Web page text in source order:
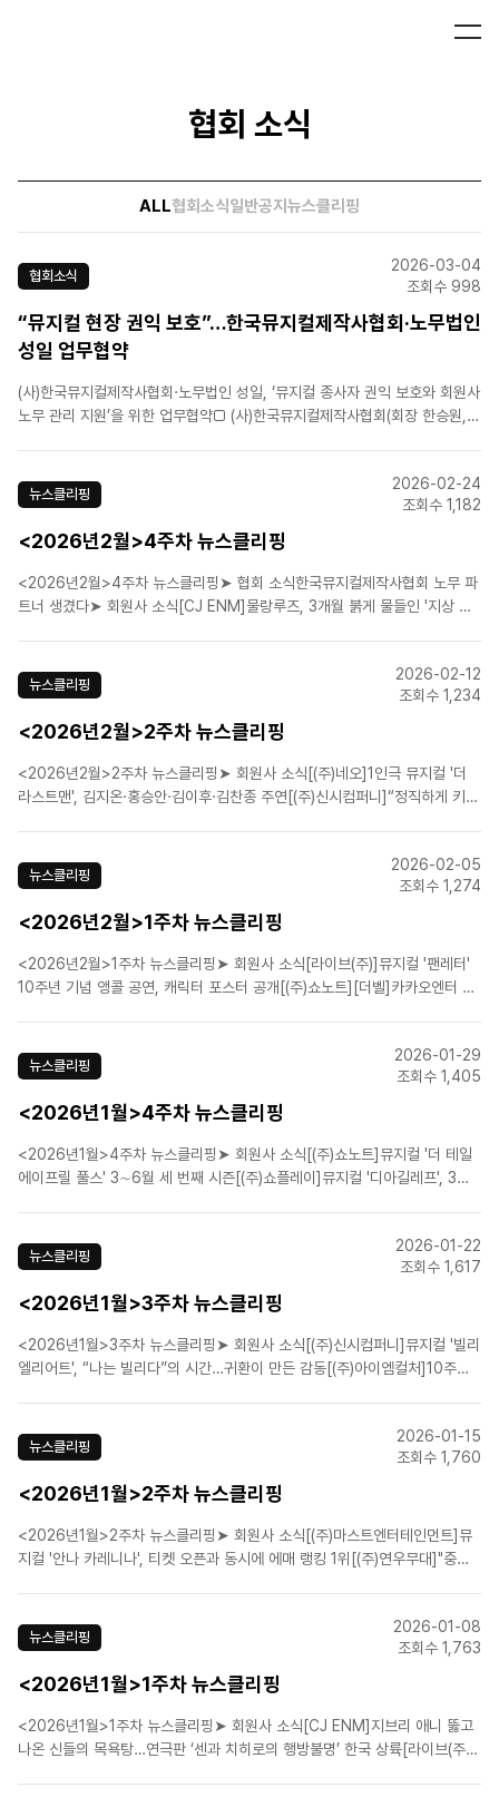
협회 소식
ALL협회소식일반공지 뉴스클리핑
협회소식
2026-03-04
조회수 998
“뮤지컬 현장 권익 보호”…한국뮤지컬제작사협회·노무법인
성일 업무협약
(사)한국뮤지컬제작사협회·노무법인 성일, ‘뮤지컬 종사자 권익 보호와 회원사
노무 관리 지원’을 위한 업무협약□ (사)한국뮤지컬제작사협회(회장 한승원,
이하 법인)과 업무협약을 체결하였다고 밝혔다.□&nb..
뉴스클리핑
2026-02-24
조회수 1,182
<2026년2월>4주차 뉴스클리핑
<2026년2월>4주차 뉴스클리핑➤ 협회 소식한국뮤지컬제작사협회 노무 파
트너 생겼다➤ 회원사 소식[CJ ENM]물랑루즈, 3개월 붉게 물들인 '지상 최
즐겨요[(주)에이콤]뮤지컬 '몽유도원'..
뉴스클리핑
2026-02-12
조회수 1,234
<2026년2월>2주차 뉴스클리핑
<2026년2월>2주차 뉴스클리핑➤ 회원사 소식[(주)네오]1인극 뮤지컬 '더
라스트맨', 김지온·홍승안·김이후·김찬종 주연[(주)신시컴퍼니]“정직하게 키워
드 더 문', 성황리 폐막!➤ 업계..
뉴스클리핑
2026-02-05
조회수 1,274
<2026년2월>1주차 뉴스클리핑
<2026년2월>1주차 뉴스클리핑➤ 회원사 소식[라이브(주)]뮤지컬 '팬레터'
10주년 기념 앵콜 공연, 캐릭터 포스터 공개[(주)쇼노트][더벨]카카오엔터 계
없었죠" ➤ 업계뉴스비전만..
뉴스클리핑
2026-01-29
조회수 1,405
<2026년1월>4주차 뉴스클리핑
<2026년1월>4주차 뉴스클리핑➤ 회원사 소식[(주)쇼노트]뮤지컬 '더 테일
에이프릴 풀스' 3∼6월 세 번째 시즌[(주)쇼플레이]뮤지컬 '디아길레프', 3월
스“노래 없는 뮤지컬..
뉴스클리핑
2026-01-22
조회수 1,617
<2026년1월>3주차 뉴스클리핑
<2026년1월>3주차 뉴스클리핑➤ 회원사 소식[(주)신시컴퍼니]뮤지컬 '빌리
엘리어트', “나는 빌리다”의 시간…귀환이 만든 감동[(주)아이엠컬처]10주년
다…개막 D-6 연습실 공개[(..
뉴스클리핑
2026-01-15
조회수 1,760
<2026년1월>2주차 뉴스클리핑
<2026년1월>2주차 뉴스클리핑➤ 회원사 소식[(주)마스트엔터테인먼트]뮤
지컬 '안나 카레니나', 티켓 오픈과 동시에 에매 랭킹 1위[(주)연우무대]"중국
지컬 '은밀하게 위대하게' 10주년 ..
뉴스클리핑
2026-01-08
조회수 1,763
<2026년1월>1주차 뉴스클리핑
<2026년1월>1주차 뉴스클리핑➤ 회원사 소식[CJ ENM]지브리 애니 뚫고
나온 신들의 목욕탕…연극판 ‘센과 치히로의 행방불명’ 한국 상륙[라이브(주)]